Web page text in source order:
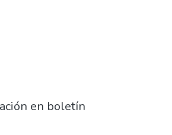
en boletín